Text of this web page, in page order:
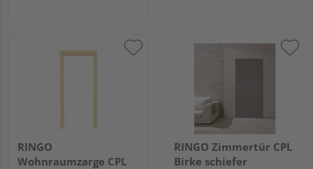
RINGO
Wohnraumzarge CPL
RINGO Zimmertür CPL
Birke schiefer